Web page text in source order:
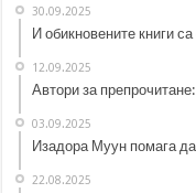
30.09.2025
И обикновените книги
12.09.2025
Автори за
03.09.2025
Изадора Муун помага
22.08.2025